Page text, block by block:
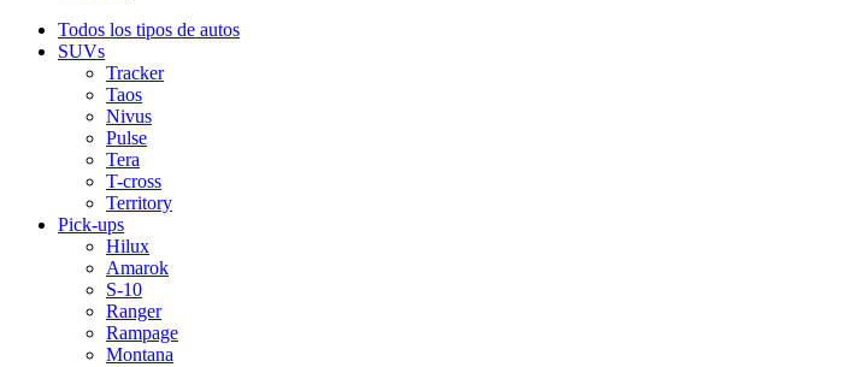
Todos los tipos de autos
SUVs
Tracker
Taos
Nivus
Pulse
Tera
T-cross
Territory
Pick-ups
Hilux
Amarok
S-10
Ranger
Rampage
Montana